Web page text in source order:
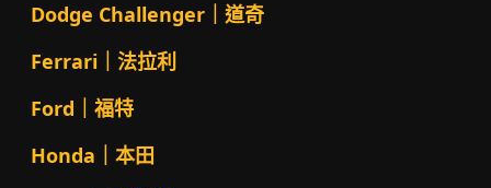
Dodge Challenger｜道奇
Ferrari｜法拉利
Ford｜福特
Honda｜本田